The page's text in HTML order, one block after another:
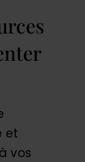
et
vos